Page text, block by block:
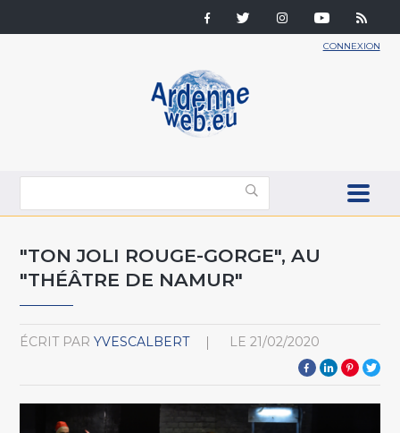
CONNEXION
"TON JOLI ROUGE-GORGE", AU
"THÉÂTRE DE NAMUR"
ÉCRIT PAR YVESCALBERT LE 21/02/2020